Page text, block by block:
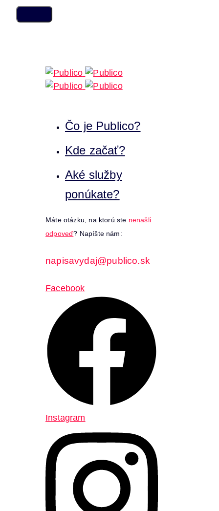
Skip
links
Skip
Čo je Publico?
Kde začať?
Aké služby
ponúkate?
Máte otázku, na ktorú ste nenašli
odpoveď? Napíšte nám:
napisavydaj@publico.sk
Facebook
Instagram